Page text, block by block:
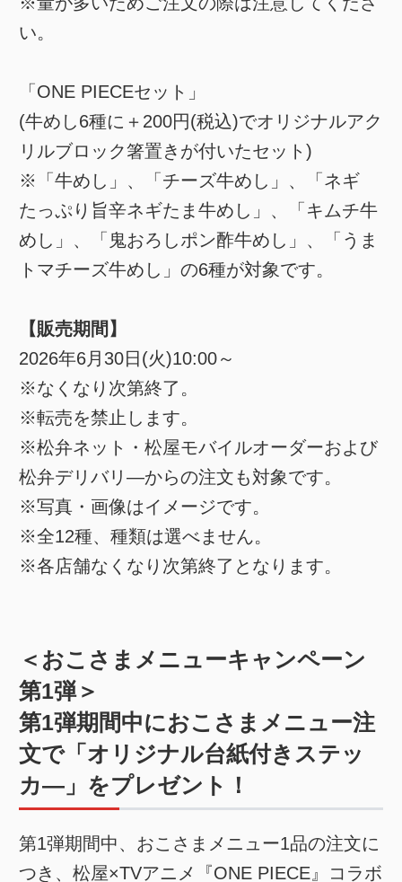
い。
「ONE PIECEセット」
(牛めし6種に＋200円(税込)でオリジナルアク
リルブロック箸置きが付いたセット)
※「牛めし」、「チーズ牛めし」、「ネギ
たっぷり旨辛ネギたま牛めし」、「キムチ牛
めし」、「鬼おろしポン酢牛めし」、「うま
トマチーズ牛めし」の6種が対象です。
【販売期間】
2026年6月30日(火)10:00～
※なくなり次第終了。
※転売を禁止します。
※松弁ネット・松屋モバイルオーダーおよび
松弁デリバリ―からの注文も対象です。
※写真・画像はイメージです。
※全12種、種類は選べません。
※各店舗なくなり次第終了となります。
＜おこさまメニューキャンペーン
第1弾＞
第1弾期間中におこさまメニュー注
文で「オリジナル台紙付きステッ
カ―」をプレゼント！
第1弾期間中、おこさまメニュー1品の注文に
つき、松屋×TVアニメ『ONE PIECE』コラボ